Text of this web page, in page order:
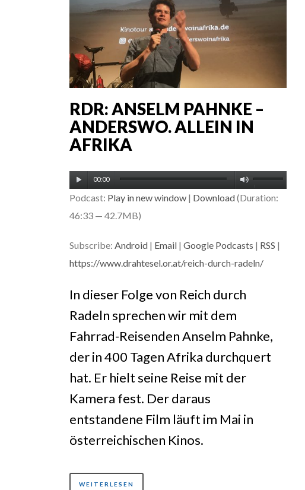
RDR: ANSELM PAHNKE –
ANDERSWO. ALLEIN IN
AFRIKA
Audio-
Player
00:00
Pfeiltasten
Hoch/Runter
Podcast: Play in new window | Download(Duration:
46:33 — 42.7MB)
Subscribe: Android | Email | Google Podcasts | RSS |
https://www.drahtesel.or.at/reich-durch-radeln/
In dieser Folge von Reich durch
Radeln sprechen wir mit dem
Fahrrad-Reisenden Anselm Pahnke,
der in 400 Tagen Afrika durchquert
hat. Er hielt seine Reise mit der
Kamera fest. Der daraus
entstandene Film läuft im Mai in
österreichischen Kinos.
WEITERLESEN